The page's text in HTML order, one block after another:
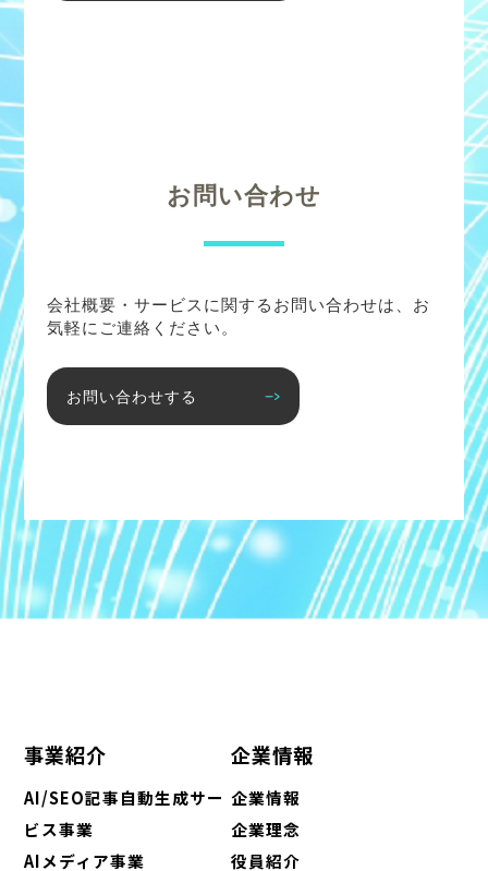
お問い合わせ
会社概要・サービスに関するお問い合わせは、お
気軽にご連絡ください。
お問い合わせする
事業紹介
AI/SEO記事自動生成サー
ビス事業
AIメディア事業
企業情報
企業情報
企業理念
役員紹介